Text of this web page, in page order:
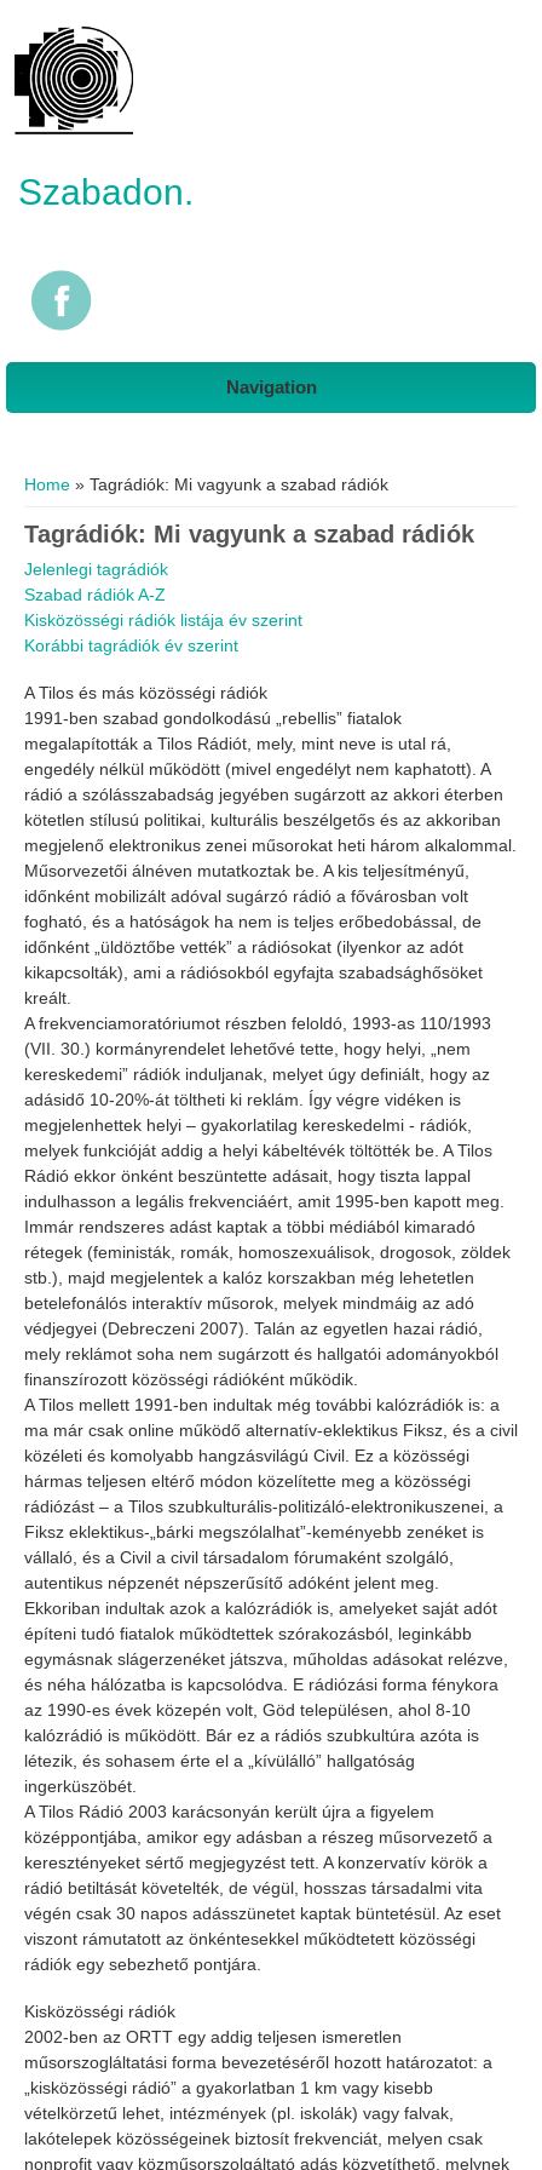
Szabadon.
Navigation
Home » Tagrádiók: Mi vagyunk a szabad rádiók
Tagrádiók: Mi vagyunk a szabad rádiók
Jelenlegi tagrádiók
Szabad rádiók A-Z
Kisközösségi rádiók listája év szerint
Korábbi tagrádiók év szerint
A Tilos és más közösségi rádiók
1991-ben szabad gondolkodású „rebellis” fiatalok
megalapították a Tilos Rádiót, mely, mint neve is utal rá,
engedély nélkül működött (mivel engedélyt nem kaphatott). A
rádió a szólásszabadság jegyében sugárzott az akkori éterben
kötetlen stílusú politikai, kulturális beszélgetős és az akkoriban
megjelenő elektronikus zenei műsorokat heti három alkalommal.
Műsorvezetői álnéven mutatkoztak be. A kis teljesítményű,
időnként mobilizált adóval sugárzó rádió a fővárosban volt
fogható, és a hatóságok ha nem is teljes erőbedobással, de
időnként „üldöztőbe vették” a rádiósokat (ilyenkor az adót
kikapcsolták), ami a rádiósokból egyfajta szabadsághősöket
kreált.
A frekvenciamoratóriumot részben feloldó, 1993-as 110/1993
(VII. 30.) kormányrendelet lehetővé tette, hogy helyi, „nem
kereskedemi” rádiók induljanak, melyet úgy definiált, hogy az
adásidő 10-20%-át töltheti ki reklám. Így végre vidéken is
megjelenhettek helyi – gyakorlatilag kereskedelmi - rádiók,
melyek funkcióját addig a helyi kábeltévék töltötték be. A Tilos
Rádió ekkor önként beszüntette adásait, hogy tiszta lappal
indulhasson a legális frekvenciáért, amit 1995-ben kapott meg.
Immár rendszeres adást kaptak a többi médiából kimaradó
rétegek (feministák, romák, homoszexuálisok, drogosok, zöldek
stb.), majd megjelentek a kalóz korszakban még lehetetlen
betelefonálós interaktív műsorok, melyek mindmáig az adó
védjegyei (Debreczeni 2007). Talán az egyetlen hazai rádió,
mely reklámot soha nem sugárzott és hallgatói adományokból
finanszírozott közösségi rádióként működik.
A Tilos mellett 1991-ben indultak még további kalózrádiók is: a
ma már csak online működő alternatív-eklektikus Fiksz, és a civil
közéleti és komolyabb hangzásvilágú Civil. Ez a közösségi
hármas teljesen eltérő módon közelítette meg a közösségi
rádiózást – a Tilos szubkulturális-politizáló-elektronikuszenei, a
Fiksz eklektikus-„bárki megszólalhat”-keményebb zenéket is
vállaló, és a Civil a civil társadalom fórumaként szolgáló,
autentikus népzenét népszerűsítő adóként jelent meg.
Ekkoriban indultak azok a kalózrádiók is, amelyeket saját adót
építeni tudó fiatalok működtettek szórakozásból, leginkább
egymásnak slágerzenéket játszva, műholdas adásokat relézve,
és néha hálózatba is kapcsolódva. E rádiózási forma fénykora
az 1990-es évek közepén volt, Göd településen, ahol 8-10
kalózrádió is működött. Bár ez a rádiós szubkultúra azóta is
létezik, és sohasem érte el a „kívülálló” hallgatóság
ingerküszöbét.
A Tilos Rádió 2003 karácsonyán került újra a figyelem
középpontjába, amikor egy adásban a részeg műsorvezető a
keresztényeket sértő megjegyzést tett. A konzervatív körök a
rádió betiltását követelték, de végül, hosszas társadalmi vita
végén csak 30 napos adásszünetet kaptak büntetésül. Az eset
viszont rámutatott az önkéntesekkel működtetett közösségi
rádiók egy sebezhető pontjára.
Kisközösségi rádiók
2002-ben az ORTT egy addig teljesen ismeretlen
műsorszogláltatási forma bevezetéséről hozott határozatot: a
„kisközösségi rádió” a gyakorlatban 1 km vagy kisebb
vételkörzetű lehet, intézmények (pl. iskolák) vagy falvak,
lakótelepek közösségeinek biztosít frekvenciát, melyen csak
nonprofit vagy közműsorszolgáltató adás közvetíthető, melynek